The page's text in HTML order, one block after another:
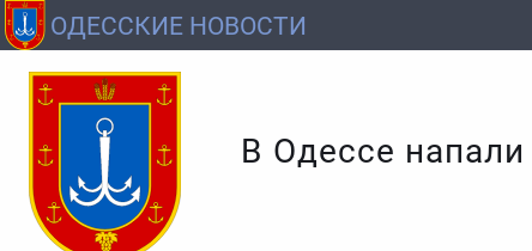
ОДЕССКИЕ НОВОСТИ
В Одессе